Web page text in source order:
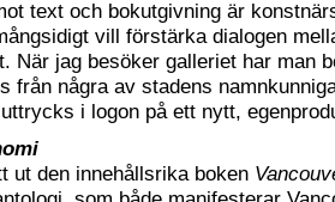
text och bokutgivning är
vill förstärka dialogen
När jag besöker galleriet har man
från några av stadens
i logon på ett nytt,
ut den innehållsrika boken